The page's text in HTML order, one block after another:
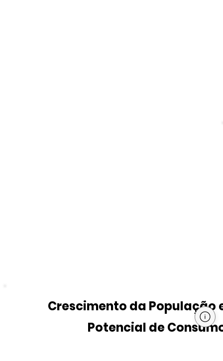
Crescimento da População
Potencial de